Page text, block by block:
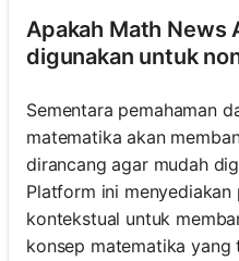
Apakah Math News
digunakan untuk
Sementara pemahaman
matematika akan
dirancang agar mudah
Platform ini menyediakan
kontekstual untuk
konsep matematika yang